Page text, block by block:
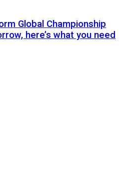
Global Championship
here’s what you need